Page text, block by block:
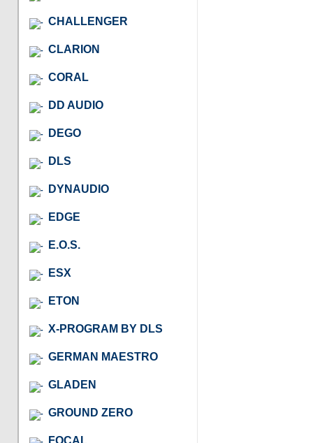
CHALLENGER
CLARION
CORAL
DD AUDIO
DEGO
DLS
DYNAUDIO
EDGE
E.O.S.
ESX
ETON
X-PROGRAM BY DLS
GERMAN MAESTRO
GLADEN
GROUND ZERO
FOCAL